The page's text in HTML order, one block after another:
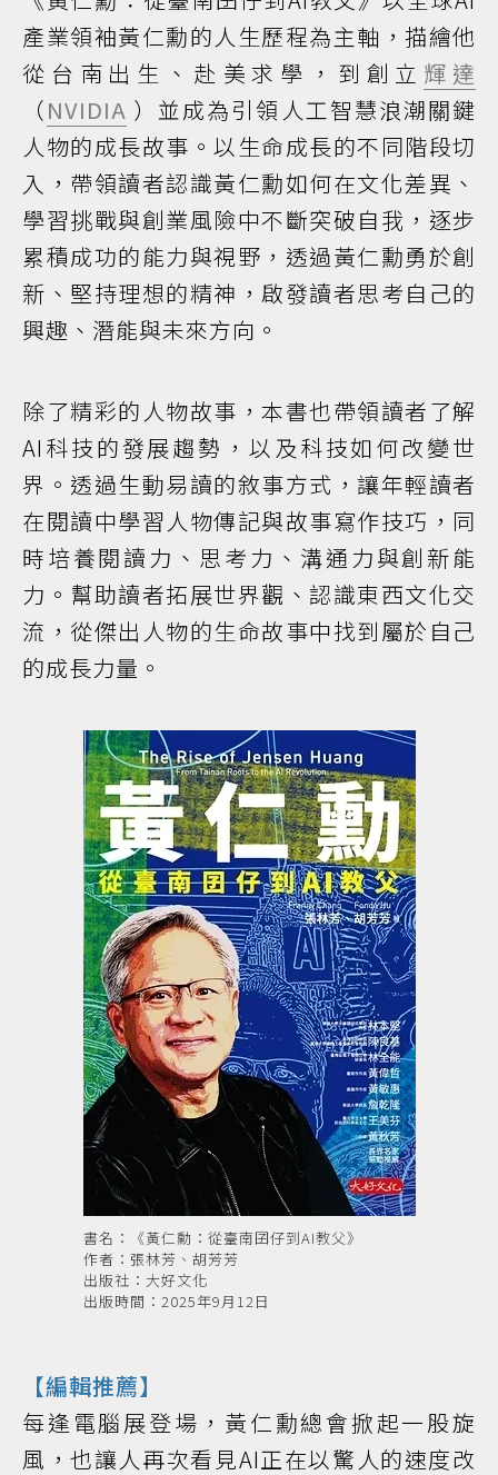
產業領袖黃仁勳的人生歷程為主軸，描繪他
從台南出生、赴美求學，到創立 輝達
（NVIDIA ）並成為引領人工智慧浪潮關鍵
人物的成長故事。以生命成長的不同階段切
入，帶領讀者認識黃仁勳如何在文化差異、
學習挑戰與創業風險中不斷突破自我，逐步
累積成功的能力與視野，透過黃仁勳勇於創
新、堅持理想的精神，啟發讀者思考自己的
興趣、潛能與未來方向。
除了精彩的人物故事，本書也帶領讀者了解
AI科技的發展趨勢，以及科技如何改變世
界。透過生動易讀的敘事方式，讓年輕讀者
在閱讀中學習人物傳記與故事寫作技巧，同
時培養閱讀力、思考力、溝通力與創新能
力。幫助讀者拓展世界觀、認識東西文化交
流，從傑出人物的生命故事中找到屬於自己
的成長力量。
書名：《黃仁勳：從臺南囝仔到AI教父》
作者：張林芳、胡芳芳
出版社：大好文化
出版時間：2025年9月12日
【編輯推薦】
每逢電腦展登場，黃仁勳總會掀起一股旋
風，也讓人再次看見AI正在以驚人的速度改